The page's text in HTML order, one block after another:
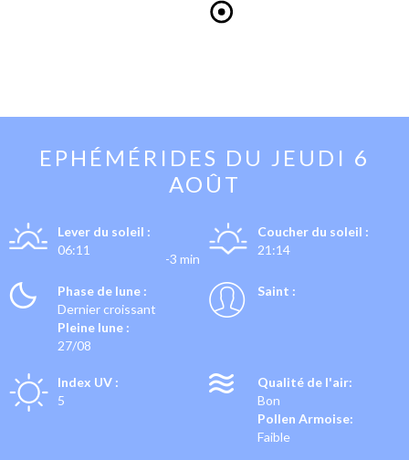
EPHÉMÉRIDES DU JEUDI 6
AOÛT
Lever du soleil :
06:11
-3 min
Coucher du soleil :
21:14
Phase de lune :
Dernier croissant
Pleine lune :
27/08
Saint :
Index UV :
5
Qualité de l'air:
Bon
Pollen Armoise:
Faible